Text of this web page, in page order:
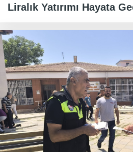
Liralık Yatırımı Hayata